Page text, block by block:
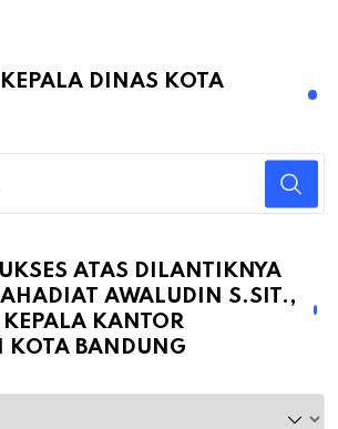
DINAS KOTA
ATAS DILANTIKNYA
AHADIAT AWALUDIN S.SIT.,
KANTOR
KOTA BANDUNG